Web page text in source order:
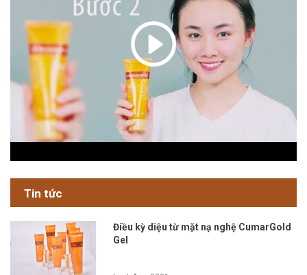
Tin tức
Điều kỳ diệu từ mặt nạ nghệ CumarGold
Gel